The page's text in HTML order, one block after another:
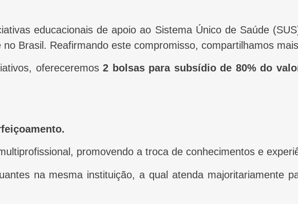
Brasil. Reafirmando este compromisso, compartilhamos
ofereceremos 2 bolsas para subsídio de 80% do
promovendo a troca de conhecimentos e
na mesma instituição, a qual atenda majoritariamente